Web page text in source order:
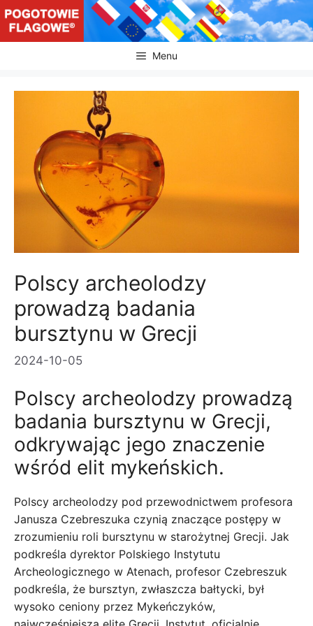
Przejdź
do
treści
Menu
Polscy archeolodzy
prowadzą badania
bursztynu w Grecji
2024-10-05
Polscy archeolodzy prowadzą
badania bursztynu w Grecji,
odkrywając jego znaczenie
wśród elit mykeńskich.
Polscy archeolodzy pod przewodnictwem profesora
Janusza Czebreszuka czynią znaczące postępy w
zrozumieniu roli bursztynu w starożytnej Grecji. Jak
podkreśla dyrektor Polskiego Instytutu
Archeologicznego w Atenach, profesor Czebreszuk
podkreśla, że ​​bursztyn, zwłaszcza bałtycki, był
wysoko ceniony przez Mykeńczyków,